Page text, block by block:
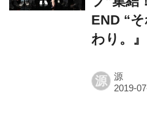
わり。』​
源 源